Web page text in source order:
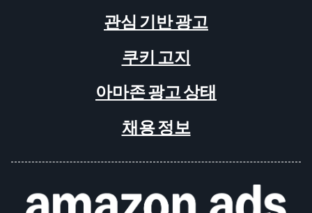
관심 기반 광고
쿠키 고지
아마존 광고 상태
채용 정보